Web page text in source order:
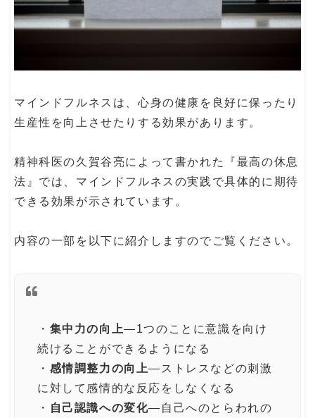
マインドフルネスは、心身の健康を良好に保ったり
生産性を向上させたりする効果があります。
精神科医の久賀谷亮によって書かれた『最高の休息
法』では、マインドフルネスの実践で具体的に期待
できる効果が示されています。
内容の一部を以下に紹介しますのでご覧ください。
・ 集中力の向上―1つのことに意識を向け
続けることができるようになる
・ 感情調整力の向上―ストレスなどの刺激
に対して感情的な反応をしなくなる
・ 自己認識への変化―自己へのとらわれの